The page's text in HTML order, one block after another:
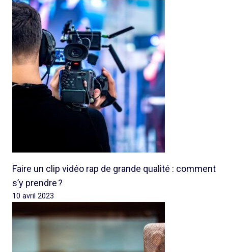
Faire un clip vidéo rap de grande qualité : comment
s’y prendre ?
10 avril 2023